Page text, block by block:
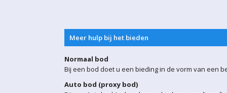
Meer hulp bij het bieden
Normaal bod
Bij een bod doet u een bieding in de vorm van een
Auto bod (proxy bod)